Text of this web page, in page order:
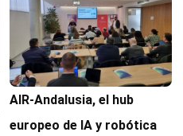
AIR-Andalusia, el hub
europeo de IA y robótica